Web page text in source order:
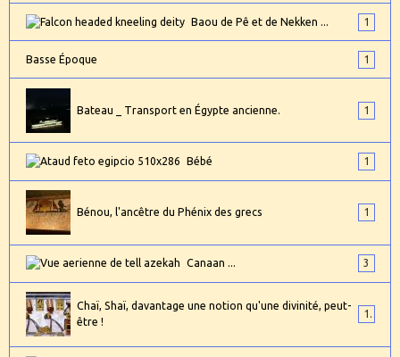
Baou de Pê et de Nekken ... 1
Basse Époque 1
Bateau _ Transport en Égypte ancienne. 1
Bébé 1
Bénou, l'ancêtre du Phénix des grecs 1
Canaan ... 3
Chaï, Shaï, davantage une notion qu'une divinité, peut-
être !
1